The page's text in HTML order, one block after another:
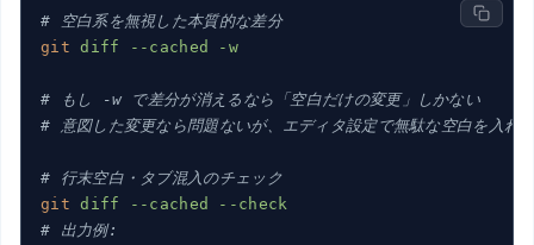
# 空白系を無視した本質的な差分
git
diff --cached -w
# もし -w で差分が消えるなら「空白だけの変更」しかない
# 意図した変更なら問題ないが、エディタ設定で無駄な空白を入れ
# 行末空白・タブ混入のチェック
git
diff --cached --check
# 出力例: